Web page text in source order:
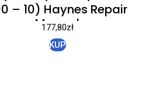
– 10) Haynes Repair
Manual
177,80zł
KUP